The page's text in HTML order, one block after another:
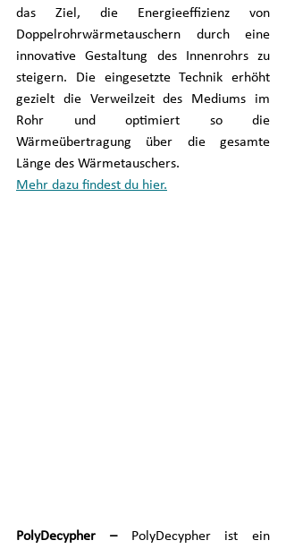
das Ziel, die Energieeffizienz von
Doppelrohrwärmetauschern durch eine
innovative Gestaltung des Innenrohrs zu
steigern. Die eingesetzte Technik erhöht
gezielt die Verweilzeit des Mediums im
Rohr und optimiert so die
Wärmeübertragung über die gesamte
Länge des Wärmetauschers.
Mehr dazu findest du hier.
PolyDecypher –
PolyDecypher ist ein